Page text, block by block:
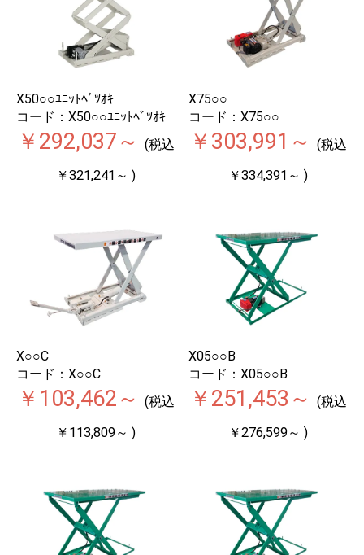
X50○○ﾕﾆｯﾄﾍﾞﾂｵｷ
コード：X50○○ﾕﾆｯﾄﾍﾞﾂｵｷ
￥292,037～
(税込
￥321,241～ )
X75○○
コード：X75○○
￥303,991～
(税込
￥334,391～ )
X○○C
コード：X○○C
￥103,462～
(税込
￥113,809～ )
X05○○B
コード：X05○○B
￥251,453～
(税込
￥276,599～ )